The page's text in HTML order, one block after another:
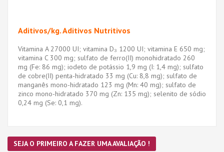
Aditivos/kg. Aditivos Nutritivos
Vitamina A 27000 UI; vitamina D₃ 1200 UI; vitamina E 650 mg;
vitamina C 300 mg; sulfato de ferro(II) monohidratado 260
mg (Fe: 86 mg); iodeto de potássio 1,9 mg (I: 1,4 mg); sulfato
de cobre(II) penta-hidratado 33 mg (Cu: 8,8 mg); sulfato de
manganês mono-hidratado 123 mg (Mn: 40 mg); sulfato de
zinco mono-hidratado 370 mg (Zn: 135 mg); selenito de sódio
0,24 mg (Se: 0,1 mg).
SEJA O PRIMEIRO A FAZER UMA AVALIAÇÃO !